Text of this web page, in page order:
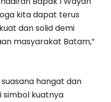
kita dapat terus
dan solid demi
masyarakat Batam,”
hangat dan
simbol kuatnya